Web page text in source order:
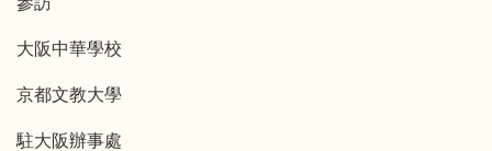
大阪中華學校
京都文教大學
駐大阪辦事處